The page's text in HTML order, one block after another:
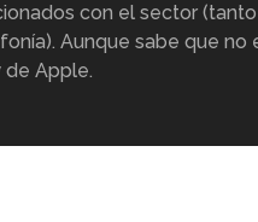
con el sector
Aunque sabe que no
de Apple.